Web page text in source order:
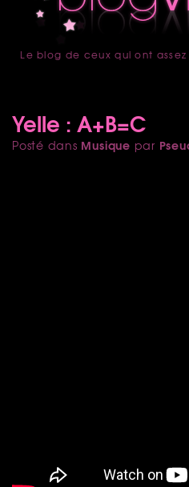
accueil
Le blog de ceux qui ont
Yelle : A+B=C
Posté dans Musique par